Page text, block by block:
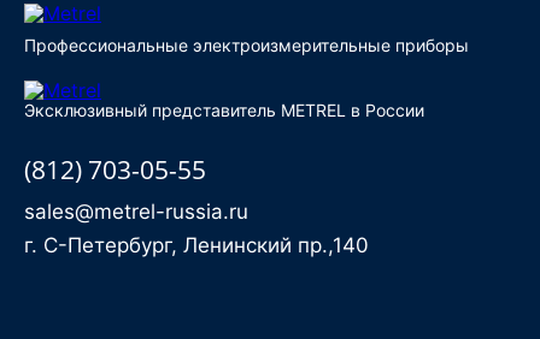
Профессиональные электроизмерительные приборы
Эксклюзивный представитель METREL в России
(812) 703-05-55
sales@metrel-russia.ru
г. С-Петербург, Ленинский пр.,140